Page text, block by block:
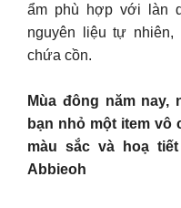
ẩm phù hợp với làn
nguyên liệu tự nhiên,
chứa cồn.
Mùa đông năm nay,
bạn nhỏ một item
màu sắc và hoạ
Abbieoh